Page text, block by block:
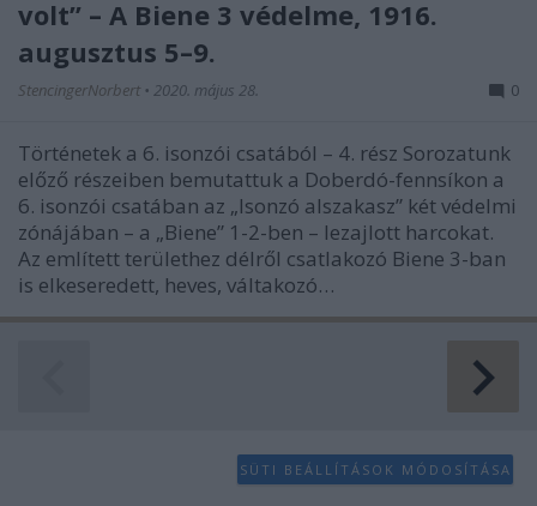
volt” – A Biene 3 védelme, 1916.
augusztus 5–9.
StencingerNorbert • 2020. május 28. 0
Történetek a 6. isonzói csatából – 4. rész Sorozatunk
előző részeiben bemutattuk a Doberdó-fennsíkon a
6. isonzói csatában az „Isonzó alszakasz” két védelmi
zónájában – a „Biene” 1-2-ben – lezajlott harcokat.
Az említett területhez délről csatlakozó Biene 3-ban
is elkeseredett, heves, váltakozó…
SÜTI BEÁLLÍTÁSOK MÓDOSÍTÁSA